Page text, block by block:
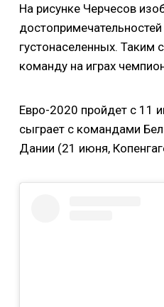
На рисунке Черчесов
густонаселенных.
команду на играх
Евро-2020 пройдет с 11
сыграет с командами
Дании (21 июня,